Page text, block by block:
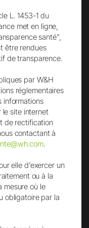
W&H
L. 1453-1 du
met en ligne,
santé",
être rendues
de transparence.
par W&H
réglementaires
informations
le site internet
de rectification
contactant à
.
elle d’exercer un
ou à la
mesure où le
obligatoire par la